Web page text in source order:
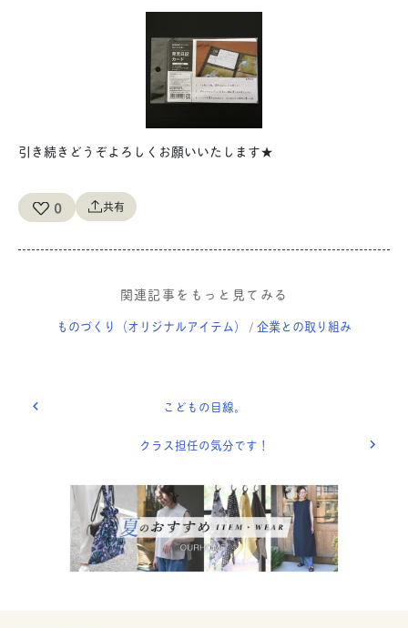
引き続きどうぞよろしくお願いいたします★
0 共有
関連記事をもっと見てみる
ものづくり（オリジナルアイテム） / 企業との取り組み
こどもの目線。
クラス担任の気分です！